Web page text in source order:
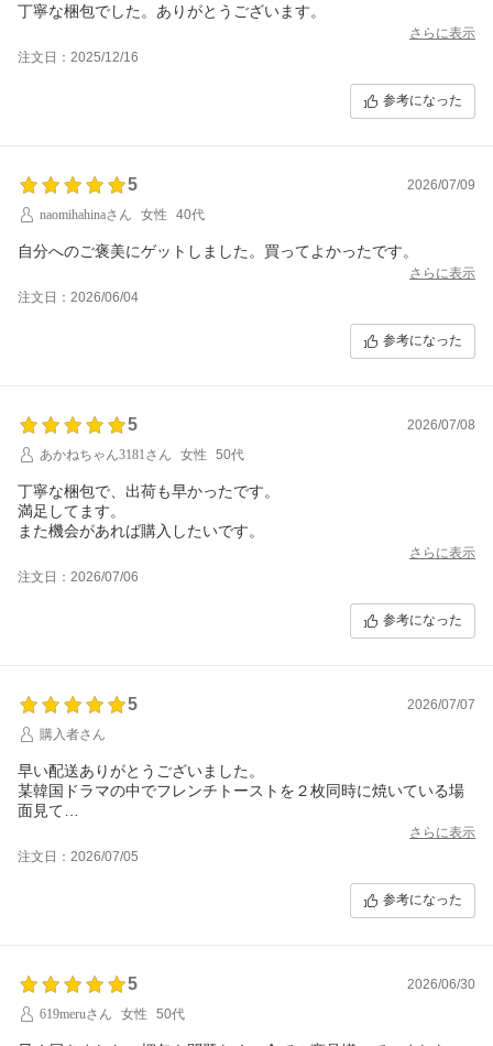
丁寧な梱包でした。ありがとうございます。
さらに表示
注文日：2025/12/16
参考になった
5
2026/07/09
naomihahinaさん
女性 40代
自分へのご褒美にゲットしました。買ってよかったです。
さらに表示
注文日：2026/06/04
参考になった
5
2026/07/08
あかねちゃん3181さん
女性 50代
丁寧な梱包で、出荷も早かったです。
満足してます。
また機会があれば購入したいです。
さらに表示
注文日：2026/07/06
参考になった
5
2026/07/07
購入者さん
早い配送ありがとうございました。
某韓国ドラマの中でフレンチトーストを２枚同時に焼いている場
面見て
作りたい意欲が冷めない内に
さらに表示
注文日：2026/07/05
参考になった
5
2026/06/30
619meruさん
女性 50代